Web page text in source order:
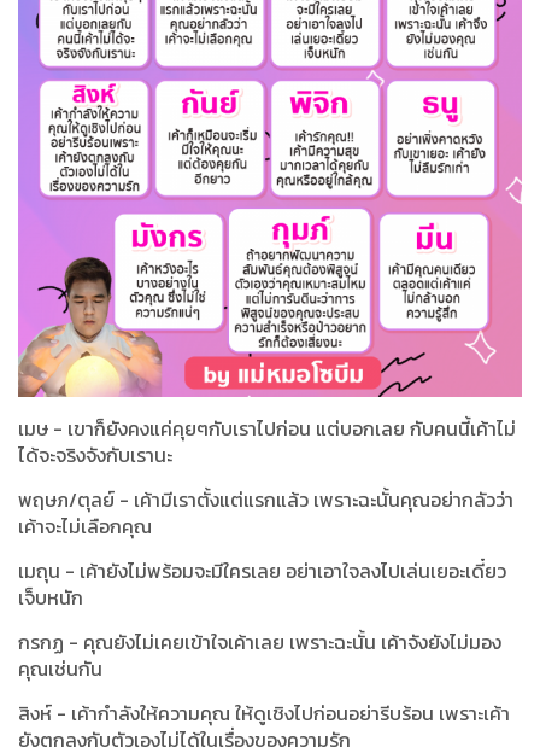
เมษ - เขาก็ยังคงแค่คุยๆกับเราไปก่อน แต่บอกเลย กับคนนี้เค้าไม่
ได้จะจริงจังกับเรานะ
พฤษภ/ตุลย์ - เค้ามีเราตั้งแต่แรกแล้ว เพราะฉะนั้นคุณอย่ากลัวว่า
เค้าจะไม่เลือกคุณ
เมถุน - เค้ายังไม่พร้อมจะมีใครเลย อย่าเอาใจลงไปเล่นเยอะเดี๋ยว
เจ็บหนัก
กรกฏ - คุณยังไม่เคยเข้าใจเค้าเลย เพราะฉะนั้น เค้าจังยังไม่มอง
คุณเช่นกัน
สิงห์ - เค้ากำลังให้ความคุณ ให้ดูเชิงไปก่อนอย่ารีบร้อน เพราะเค้า
ยังตกลงกับตัวเองไม่ได้ในเรื่องของความรัก